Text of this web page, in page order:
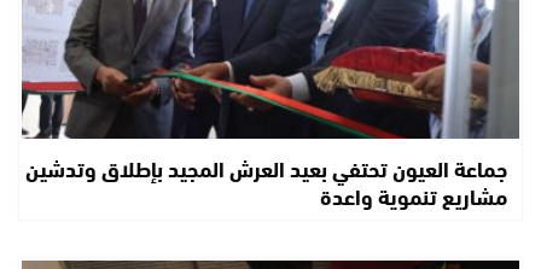
جماعة العيون تحتفي بعيد العرش المجيد بإطلاق وتدشين
مشاريع تنموية واعدة